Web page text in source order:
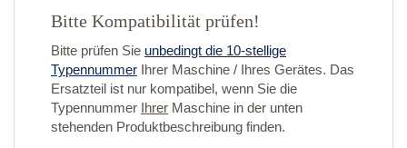
Bitte Kompatibilität prüfen!
Bitte prüfen Sie unbedingt die 10-stellige
Typennummer Ihrer Maschine / Ihres Gerätes. Das
Ersatzteil ist nur kompatibel, wenn Sie die
Typennummer Ihrer Maschine in der unten
stehenden Produktbeschreibung finden.